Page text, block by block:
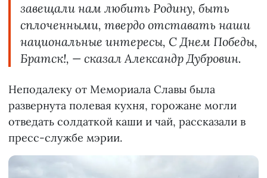
завещали нам любить Родину, быть
сплоченными, твердо отставать наши
национальные интересы, С Днем Победы,
Братск!, — сказал Александр Дубровин.
Неподалеку от Мемориала Славы была
развернута полевая кухня, горожане могли
отведать солдаткой каши и чай, рассказали в
пресс-службе мэрии.